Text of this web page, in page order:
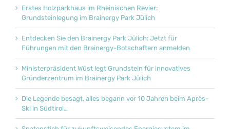
Erstes Holzparkhaus im Rheinischen Revier:
Grundsteinlegung im Brainergy Park Jülich
Entdecken Sie den Brainergy Park Jülich: Jetzt für
Führungen mit den Brainergy-Botschaftern anmelden
Ministerpräsident Wüst legt Grundstein für innovatives
Gründerzentrum im Brainergy Park Jülich
Die Legende besagt, alles begann vor 10 Jahren beim Après-
Ski in Südtirol…